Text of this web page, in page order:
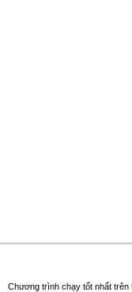
Chương trình chạy tốt nhất trên